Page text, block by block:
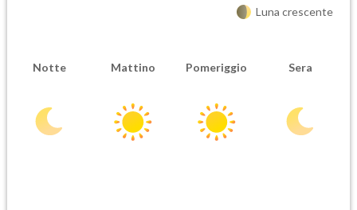
Luna crescente
Notte Mattino Pomeriggio Sera